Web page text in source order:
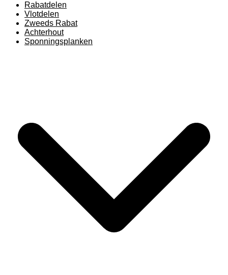
Rabatdelen
Vlotdelen
Zweeds Rabat
Achterhout
Sponningsplanken